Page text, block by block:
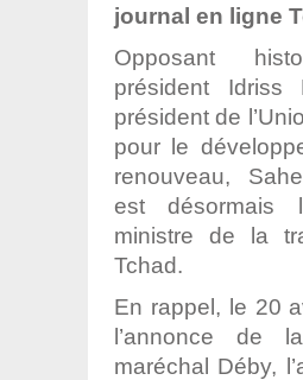
journal en ligne
Opposant
président Idriss
président de
pour le
renouveau,
est désormais
ministre de la
Tchad.
En rappel, le 20
l’annonce de
maréchal Déby,